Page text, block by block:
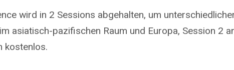
wird in 2 Sessions abgehalten, um
asiatisch-pazifischen Raum und Europa, Session 2
kostenlos.